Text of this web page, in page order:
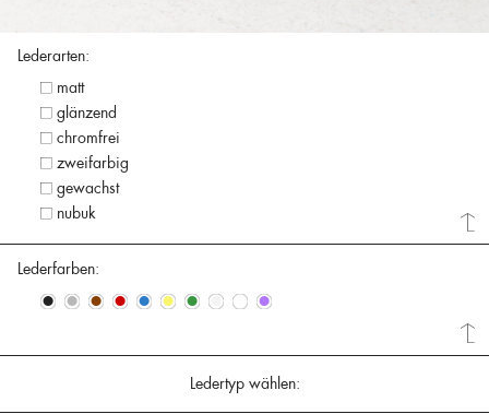
Lederarten:
matt
glänzend
chromfrei
zweifarbig
gewachst
nubuk
Lederfarben:
• • • • • • • • • •
Ledertyp wählen: